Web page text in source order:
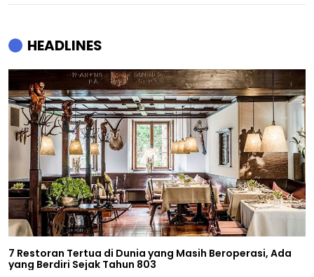
HEADLINES
7 Restoran Tertua di Dunia yang Masih Beroperasi, Ada
yang Berdiri Sejak Tahun 803